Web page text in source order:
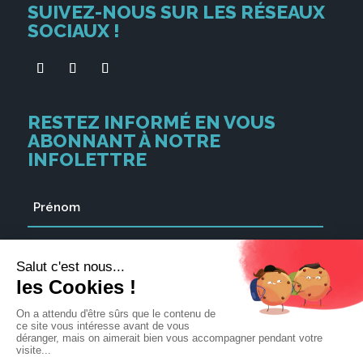
SUIVEZ-NOUS SUR LES RÉSEAUX
SOCIAUX !
RESTEZ INFORMÉ EN VOUS
ABONNANT À NOTRE
INFOLETTRE